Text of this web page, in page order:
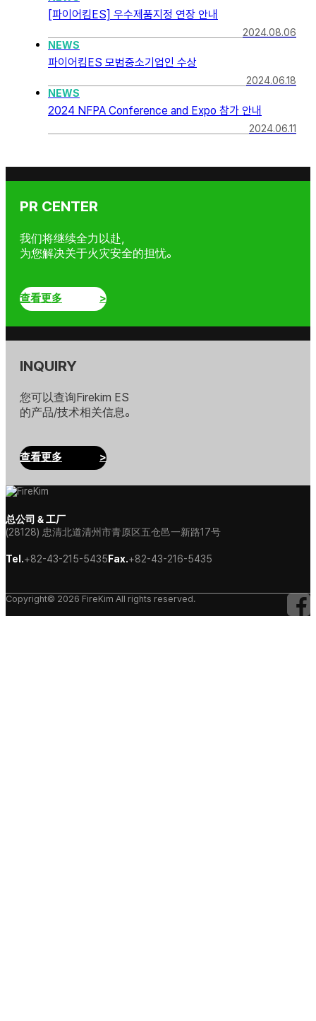
[파이어킴ES] 우수제품지정 연장 안내
2024.08.06
NEWS
파이어킴ES 모범중소기업인 수상
2024.06.18
NEWS
2024 NFPA Conference and Expo 참가 안내
2024.06.11
PR CENTER
我们将继续全力以赴，
为您解决关于火灾安全的担忧。
查看更多 >
INQUIRY
您可以查询Firekim ES
的产品/技术相关信息。
查看更多 >
总公司 & 工厂
(28128) 忠清北道清州市青原区五仓邑一新路17号
Tel.+82-43-215-5435 Fax.+82-43-216-5435
Copyright© 2026 FireKim All rights reserved.